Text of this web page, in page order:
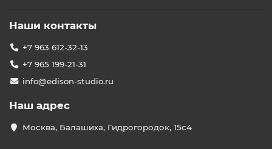
Наши контакты
+7 963 612-32-13
+7 965 199-21-31
info@edison-studio.ru
Наш адрес
Москва, Балашиха, Гидрогородок, 15с4